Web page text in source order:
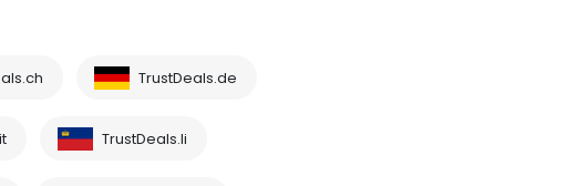
TrustDeals.de
TrustDeals.li